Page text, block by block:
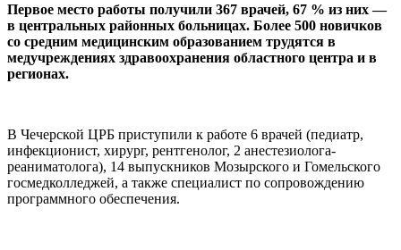
Первое место работы получили 367 врачей, 67 % из них —
в центральных районных больницах. Более 500 новичков
со средним медицинским образованием трудятся в
медучреждениях здравоохранения областного центра и в
регионах.
В Чечерской ЦРБ приступили к работе 6 врачей (педиатр,
инфекционист, хирург, рентгенолог, 2 анестезиолога-
реаниматолога), 14 выпускников Мозырского и Гомельского
госмедколледжей, а также специалист по сопровождению
программного обеспечения.